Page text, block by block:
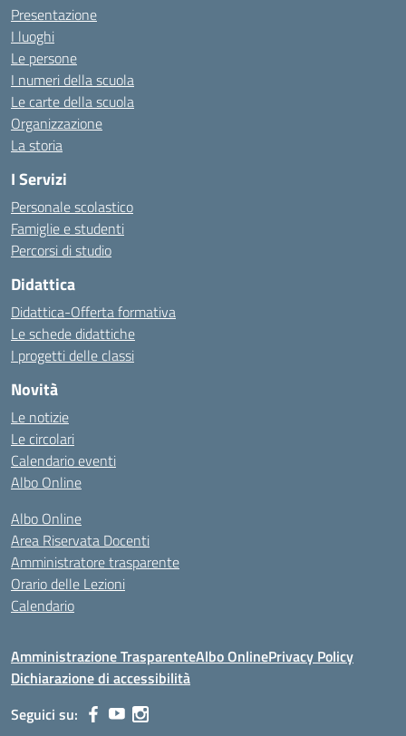
Presentazione
I luoghi
Le persone
I numeri della scuola
Le carte della scuola
Organizzazione
La storia
I Servizi
Personale scolastico
Famiglie e studenti
Percorsi di studio
Didattica
Didattica-Offerta formativa
Le schede didattiche
I progetti delle classi
Novità
Le notizie
Le circolari
Calendario eventi
Albo Online
Albo Online
Area Riservata Docenti
Amministratore trasparente
Orario delle Lezioni
Calendario
Amministrazione TrasparenteAlbo OnlinePrivacy Policy
Dichiarazione di accessibilità
Seguici su: